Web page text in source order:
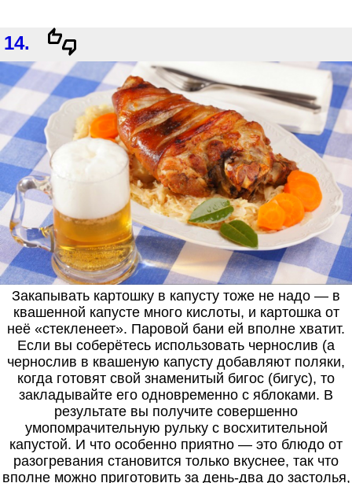
14.
Закапывать картошку в капусту тоже не надо — в
квашенной капусте много кислоты, и картошка от
неё «стекленеет». Паровой бани ей вполне хватит.
Если вы соберётесь использовать чернослив (а
чернослив в квашеную капусту добавляют поляки,
когда готовят свой знаменитый бигос (бигус), то
закладывайте его одновременно с яблоками. В
результате вы получите совершенно
умопомрачительную рульку с восхитительной
капустой. И что особенно приятно — это блюдо от
разогревания становится только вкуснее, так что
вполне можно приготовить за день-два до застолья,